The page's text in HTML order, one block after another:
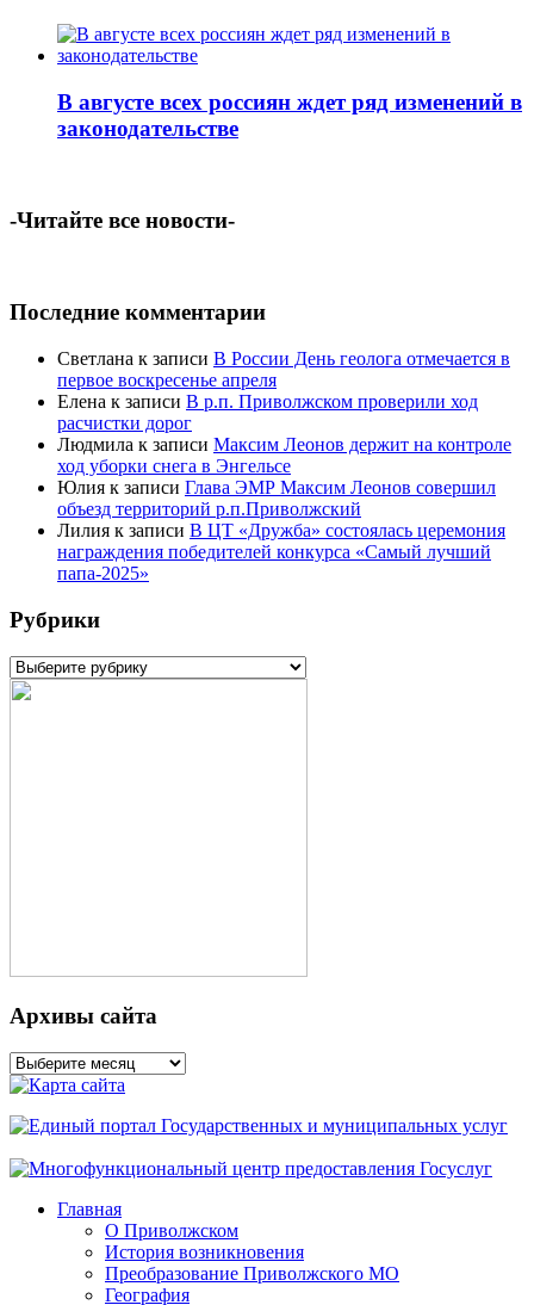
В августе всех россиян ждет ряд изменений в
законодательстве
-Читайте все новости-
Последние комментарии
Светлана к записи В России День геолога отмечается в
первое воскресенье апреля
Елена к записи В р.п. Приволжском проверили ход
расчистки дорог
Людмила к записи Максим Леонов держит на контроле
ход уборки снега в Энгельсе
Юлия к записи Глава ЭМР Максим Леонов совершил
объезд территорий р.п.Приволжский
Лилия к записи В ЦТ «Дружба» состоялась церемония
награждения победителей конкурса «Самый лучший
папа-2025»
Рубрики
Рубрики
Архивы сайта
Архивы
сайта
Главная
О Приволжском
История возникновения
Преобразование Приволжского МО
География